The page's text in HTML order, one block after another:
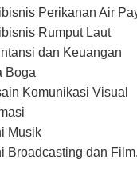
Perikanan Air
Rumput Laut
dan Keuangan
Boga
Komunikasi Visual
Musik
Broadcasting dan Film.